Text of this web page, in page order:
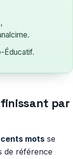
Éducatif.
par
mots se
de référence